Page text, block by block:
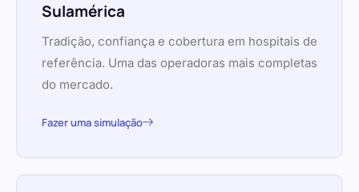
Sulamérica
Tradição, confiança e cobertura em hospitais de
referência. Uma das operadoras mais completas
do mercado.
Fazer uma simulação